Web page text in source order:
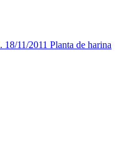
11/2011 Planta de harina